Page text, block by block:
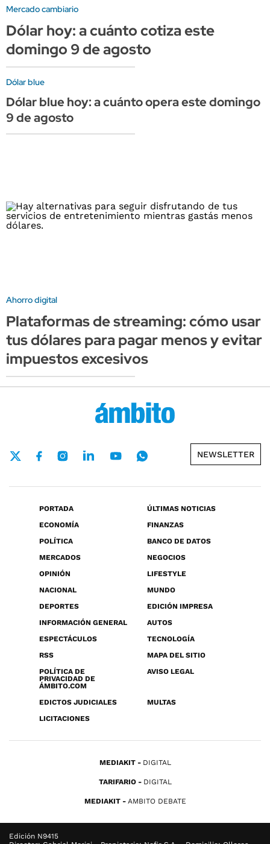
Mercado cambiario
Dólar hoy: a cuánto cotiza este
domingo 9 de agosto
Dólar blue
Dólar blue hoy: a cuánto opera este domingo
9 de agosto
Ahorro digital
Plataformas de streaming: cómo usar
tus dólares para pagar menos y evitar
impuestos excesivos
NEWSLETTER
PORTADA
ÚLTIMAS NOTICIAS
ECONOMÍA
FINANZAS
POLÍTICA
BANCO DE DATOS
MERCADOS
NEGOCIOS
OPINIÓN
LIFESTYLE
NACIONAL
MUNDO
DEPORTES
EDICIÓN IMPRESA
INFORMACIÓN GENERAL
AUTOS
ESPECTÁCULOS
TECNOLOGÍA
RSS
MAPA DEL SITIO
POLÍTICA DE
PRIVACIDAD DE
ÁMBITO.COM
AVISO LEGAL
EDICTOS JUDICIALES
MULTAS
LICITACIONES
MEDIAKIT DIGITAL
TARIFARIO DIGITAL
MEDIAKIT AMBITO DEBATE
Edición N9415